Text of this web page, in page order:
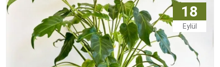
"Temiz Hava Bitkileri" listesinde yer alır; formaldehit,
benzen, ksilen ve toluen…
18
Eylül